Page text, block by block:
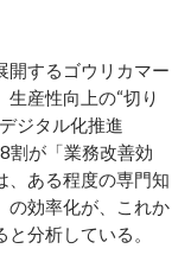
するゴウリカマー
産性向上の“切り
ジタル化推進
割が「業務改善効
、ある程度の専門知
の効率化が、これか
分析している。